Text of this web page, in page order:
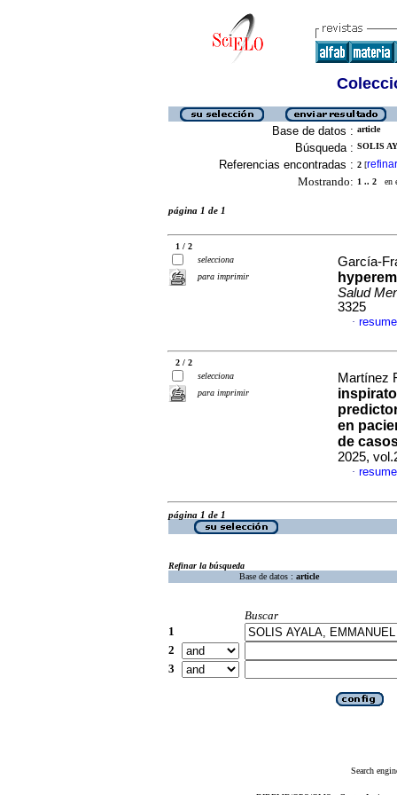
Base de datos : article
Búsqueda : SOLIS
Referencias encontradas : 2 [refinar
Mostrando: 1 .. 2 en
página 1 de 1
1 / 2
selecciona
para imprimir
García-
Salud
3325
·
2 / 2
selecciona
para imprimir
Martínez
en
de
2025,
·
página 1 de 1
Refinar la búsqueda
Base de datos : article
Buscar
1
2
3
Search